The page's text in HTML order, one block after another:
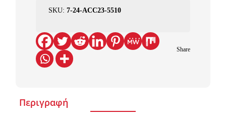
SKU: 7-24-ACC23-5510
Share
Περιγραφή